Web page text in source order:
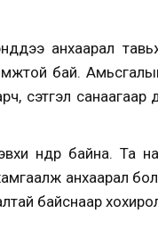
анхаарал
бай.
санаагаар
өндөр байна. Та
анхаарал
байснаар